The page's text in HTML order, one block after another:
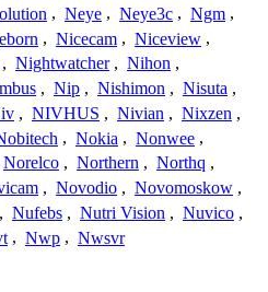
, Neye , Neye3c , Ngm ,
, Nicecam , Niceview ,
, Nightwatcher , Nihon ,
, Nip , Nishimon , Nisuta ,
, NIVHUS , Nivian , Nixzen ,
, Nokia , Nonwee ,
Norelco , Northern , Northq ,
, Novodio , Novomoskow ,
, Nufebs , Nutri Vision , Nuvico ,
, Nwp , Nwsvr